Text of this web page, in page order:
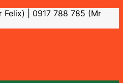
Felix) | 0917 788 785 (Mr